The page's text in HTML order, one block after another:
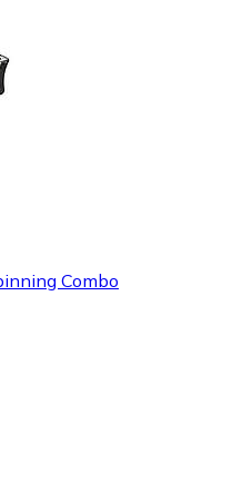
Combo